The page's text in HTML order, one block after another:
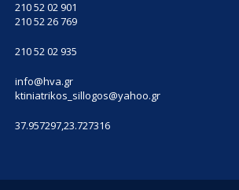
210 52 02 901
210 52 26 769
210 52 02 935
info@hva.gr
ktiniatrikos_sillogos@yahoo.gr
37.957297,23.727316